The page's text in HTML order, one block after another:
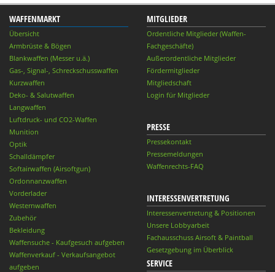
WAFFENMARKT
Übersicht
Armbrüste & Bögen
Blankwaffen (Messer u.ä.)
Gas-, Signal-, Schreckschusswaffen
Kurzwaffen
Deko- & Salutwaffen
Langwaffen
Luftdruck- und CO2-Waffen
Munition
Optik
Schalldämpfer
Softairwaffen (Airsoftgun)
Ordonnanzwaffen
Vorderlader
Westernwaffen
Zubehör
Bekleidung
Waffensuche - Kaufgesuch aufgeben
Waffenverkauf - Verkaufsangebot
aufgeben
MITGLIEDER
Ordentliche Mitglieder (Waffen-
Fachgeschäfte)
Außerordentliche Mitglieder
Fördermitglieder
Mitgliedschaft
Login für Mitglieder
PRESSE
Pressekontakt
Pressemeldungen
Waffenrechts-FAQ
INTERESSENVERTRETUNG
Interessenvertretung & Positionen
Unsere Lobbyarbeit
Fachausschuss Airsoft & Paintball
Gesetzgebung im Überblick
SERVICE